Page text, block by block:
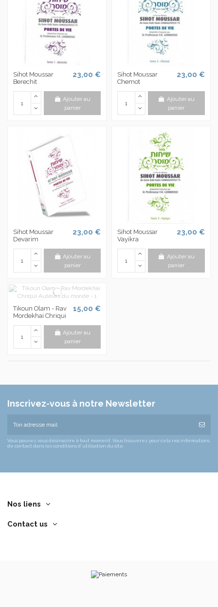
Sihot Moussar
Berechit
23,00 €
Ajouter au
panier
Sihot Moussar
Chemot
23,00 €
Ajouter au
panier
Sihot Moussar
Devarim
23,00 €
Ajouter au
panier
Sihot Moussar
Vayikra
23,00 €
Ajouter au
panier
Tikoun Olam - Rav
Mordekhai Chriqui
15,00 €
Ajouter au
panier
Inscrivez-vous à notre Newsletter
Vous pouvez vous désinscrire à tout moment. Vous trouverez pour cela nos informations
de contact dans les conditions d'utilisation du site.
Nos liens
Contact us